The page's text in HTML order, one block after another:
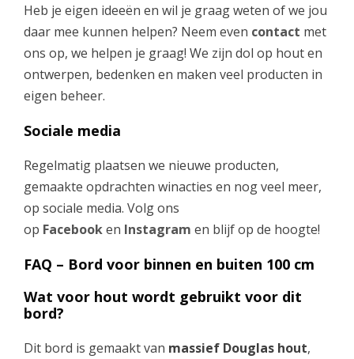
Heb je eigen ideeën en wil je graag weten of we jou
daar mee kunnen helpen? Neem even contact met
ons op, we helpen je graag! We zijn dol op hout en
ontwerpen, bedenken en maken veel producten in
eigen beheer.
Sociale media
Regelmatig plaatsen we nieuwe producten,
gemaakte opdrachten winacties en nog veel meer,
op sociale media. Volg ons
op Facebooken Instagram en blijf op de hoogte!
FAQ – Bord voor binnen en buiten 100 cm
Wat voor hout wordt gebruikt voor dit
bord?
Dit bord is gemaakt van massief Douglas hout,